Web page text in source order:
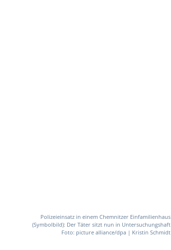
Polizeieinsatz in einem Chemnitzer Einfamilienhaus
(Symbolbild): Der Täter sitzt nun in Untersuchungshaft
Foto: picture alliance/dpa | Kristin Schmidt